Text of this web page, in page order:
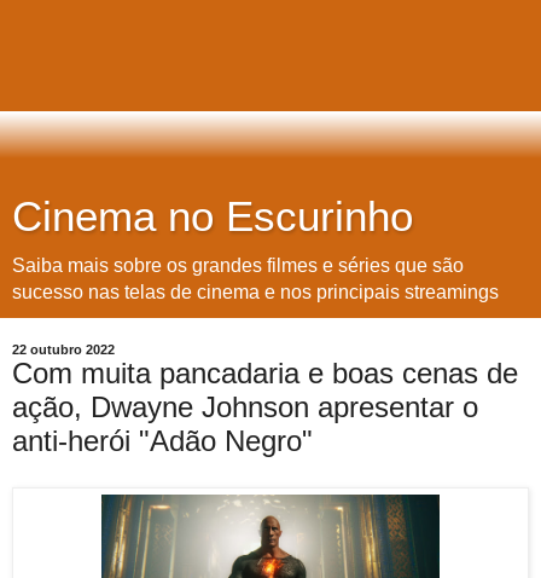
Cinema no Escurinho
Saiba mais sobre os grandes filmes e séries que são
sucesso nas telas de cinema e nos principais streamings
22 outubro 2022
Com muita pancadaria e boas cenas de
ação, Dwayne Johnson apresentar o
anti-herói "Adão Negro"